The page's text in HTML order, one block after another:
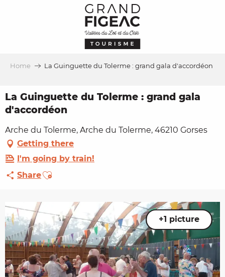
Home La Guinguette du Tolerme : grand gala d'accordéon
La Guinguette du Tolerme : grand gala
d'accordéon
Arche du Tolerme, Arche du Tolerme, 46210 Gorses
Getting there
I'm going by train!
ShareAjouter aux favoris
+1 picture